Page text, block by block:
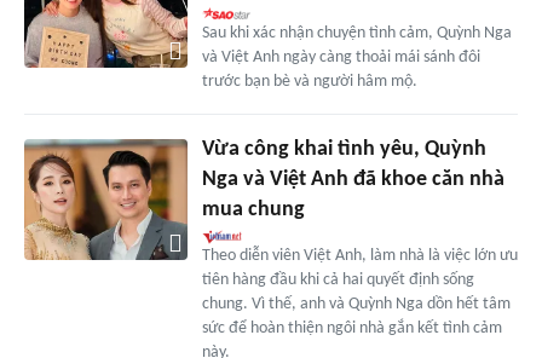
Sau khi xác nhận chuyện tình cảm, Quỳnh Nga
và Việt Anh ngày càng thoải mái sánh đôi
trước bạn bè và người hâm mộ.
Vừa công khai tình yêu, Quỳnh
Nga và Việt Anh đã khoe căn nhà
mua chung
Theo diễn viên Việt Anh, làm nhà là việc lớn ưu
tiên hàng đầu khi cả hai quyết định sống
chung. Vì thế, anh và Quỳnh Nga dồn hết tâm
sức để hoàn thiện ngôi nhà gắn kết tình cảm
này.